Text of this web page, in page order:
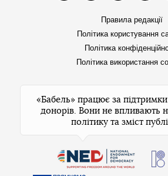
Правила редакції
Політика користування
Політика
Політика використання
«Бабель» працює за
донорів. Вони не впливають
політику та зміст